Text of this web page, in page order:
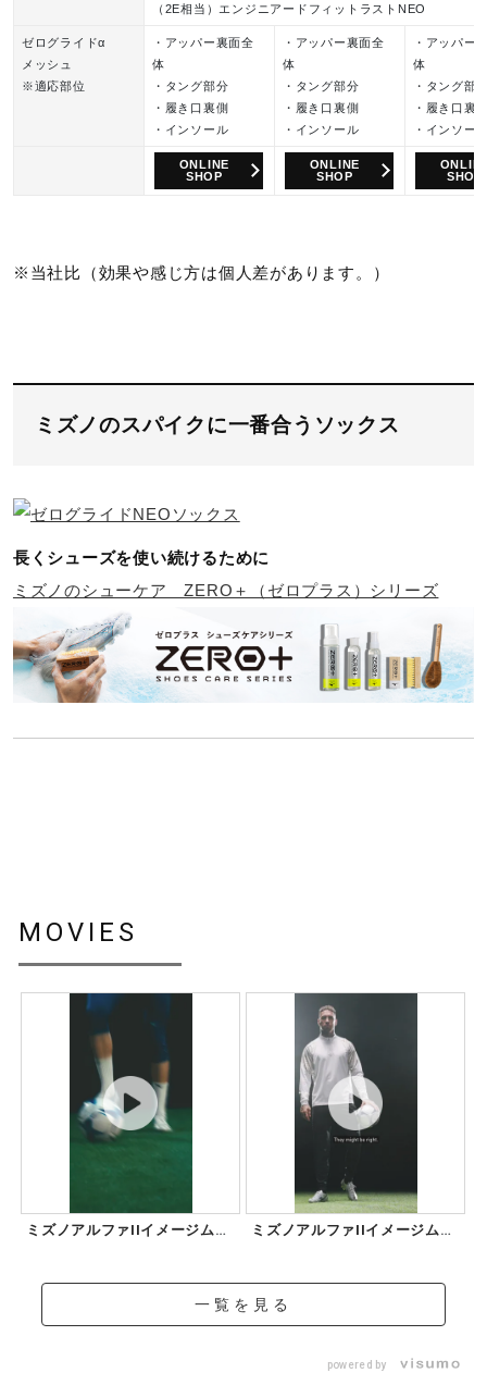
（2E相当）エンジニアードフィットラストNEO
ゼログライドα
メッシュ
※適応部位
・アッパー裏面全
体
・タング部分
・履き口裏側
・インソール
・アッパー裏面全
体
・タング部分
・履き口裏側
・インソール
・アッパー
体
・タング部
・履き口裏
・インソー
ONLINE
SHOP
ONLINE
SHOP
SHOP
※当社比（効果や感じ方は個人差があります。）
ミズノのスパイクに一番合うソックス
長くシューズを使い続けるために
ミズノのシューケア ZERO＋（ゼロプラス）シリーズ
MOVIES
ミズノアルファIIイメージムー
ミズノアルファIIイメージムー
一覧を見る
powered by